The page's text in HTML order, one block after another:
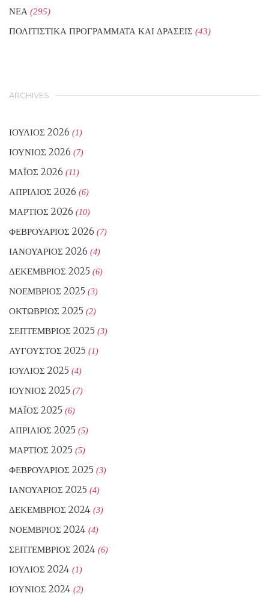
ΝΕΑ (295)
ΠΟΛΙΤΙΣΤΙΚΑ ΠΡΟΓΡΑΜΜΑΤΑ ΚΑΙ ΔΡΑΣΕΙΣ (43)
ARCHIVES
ΙΟΎΛΙΟΣ 2026 (1)
ΙΟΎΝΙΟΣ 2026 (7)
ΜΆΙΟΣ 2026 (11)
ΑΠΡΊΛΙΟΣ 2026 (6)
ΜΆΡΤΙΟΣ 2026 (10)
ΦΕΒΡΟΥΆΡΙΟΣ 2026 (7)
ΙΑΝΟΥΆΡΙΟΣ 2026 (4)
ΔΕΚΈΜΒΡΙΟΣ 2025 (6)
ΝΟΈΜΒΡΙΟΣ 2025 (3)
ΟΚΤΏΒΡΙΟΣ 2025 (2)
ΣΕΠΤΈΜΒΡΙΟΣ 2025 (3)
ΑΎΓΟΥΣΤΟΣ 2025 (1)
ΙΟΎΛΙΟΣ 2025 (4)
ΙΟΎΝΙΟΣ 2025 (7)
ΜΆΙΟΣ 2025 (6)
ΑΠΡΊΛΙΟΣ 2025 (5)
ΜΆΡΤΙΟΣ 2025 (5)
ΦΕΒΡΟΥΆΡΙΟΣ 2025 (3)
ΙΑΝΟΥΆΡΙΟΣ 2025 (4)
ΔΕΚΈΜΒΡΙΟΣ 2024 (3)
ΝΟΈΜΒΡΙΟΣ 2024 (4)
ΣΕΠΤΈΜΒΡΙΟΣ 2024 (6)
ΙΟΎΛΙΟΣ 2024 (1)
ΙΟΎΝΙΟΣ 2024 (2)